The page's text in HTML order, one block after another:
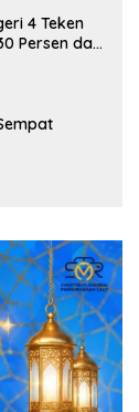
4 Teken
Persen dan